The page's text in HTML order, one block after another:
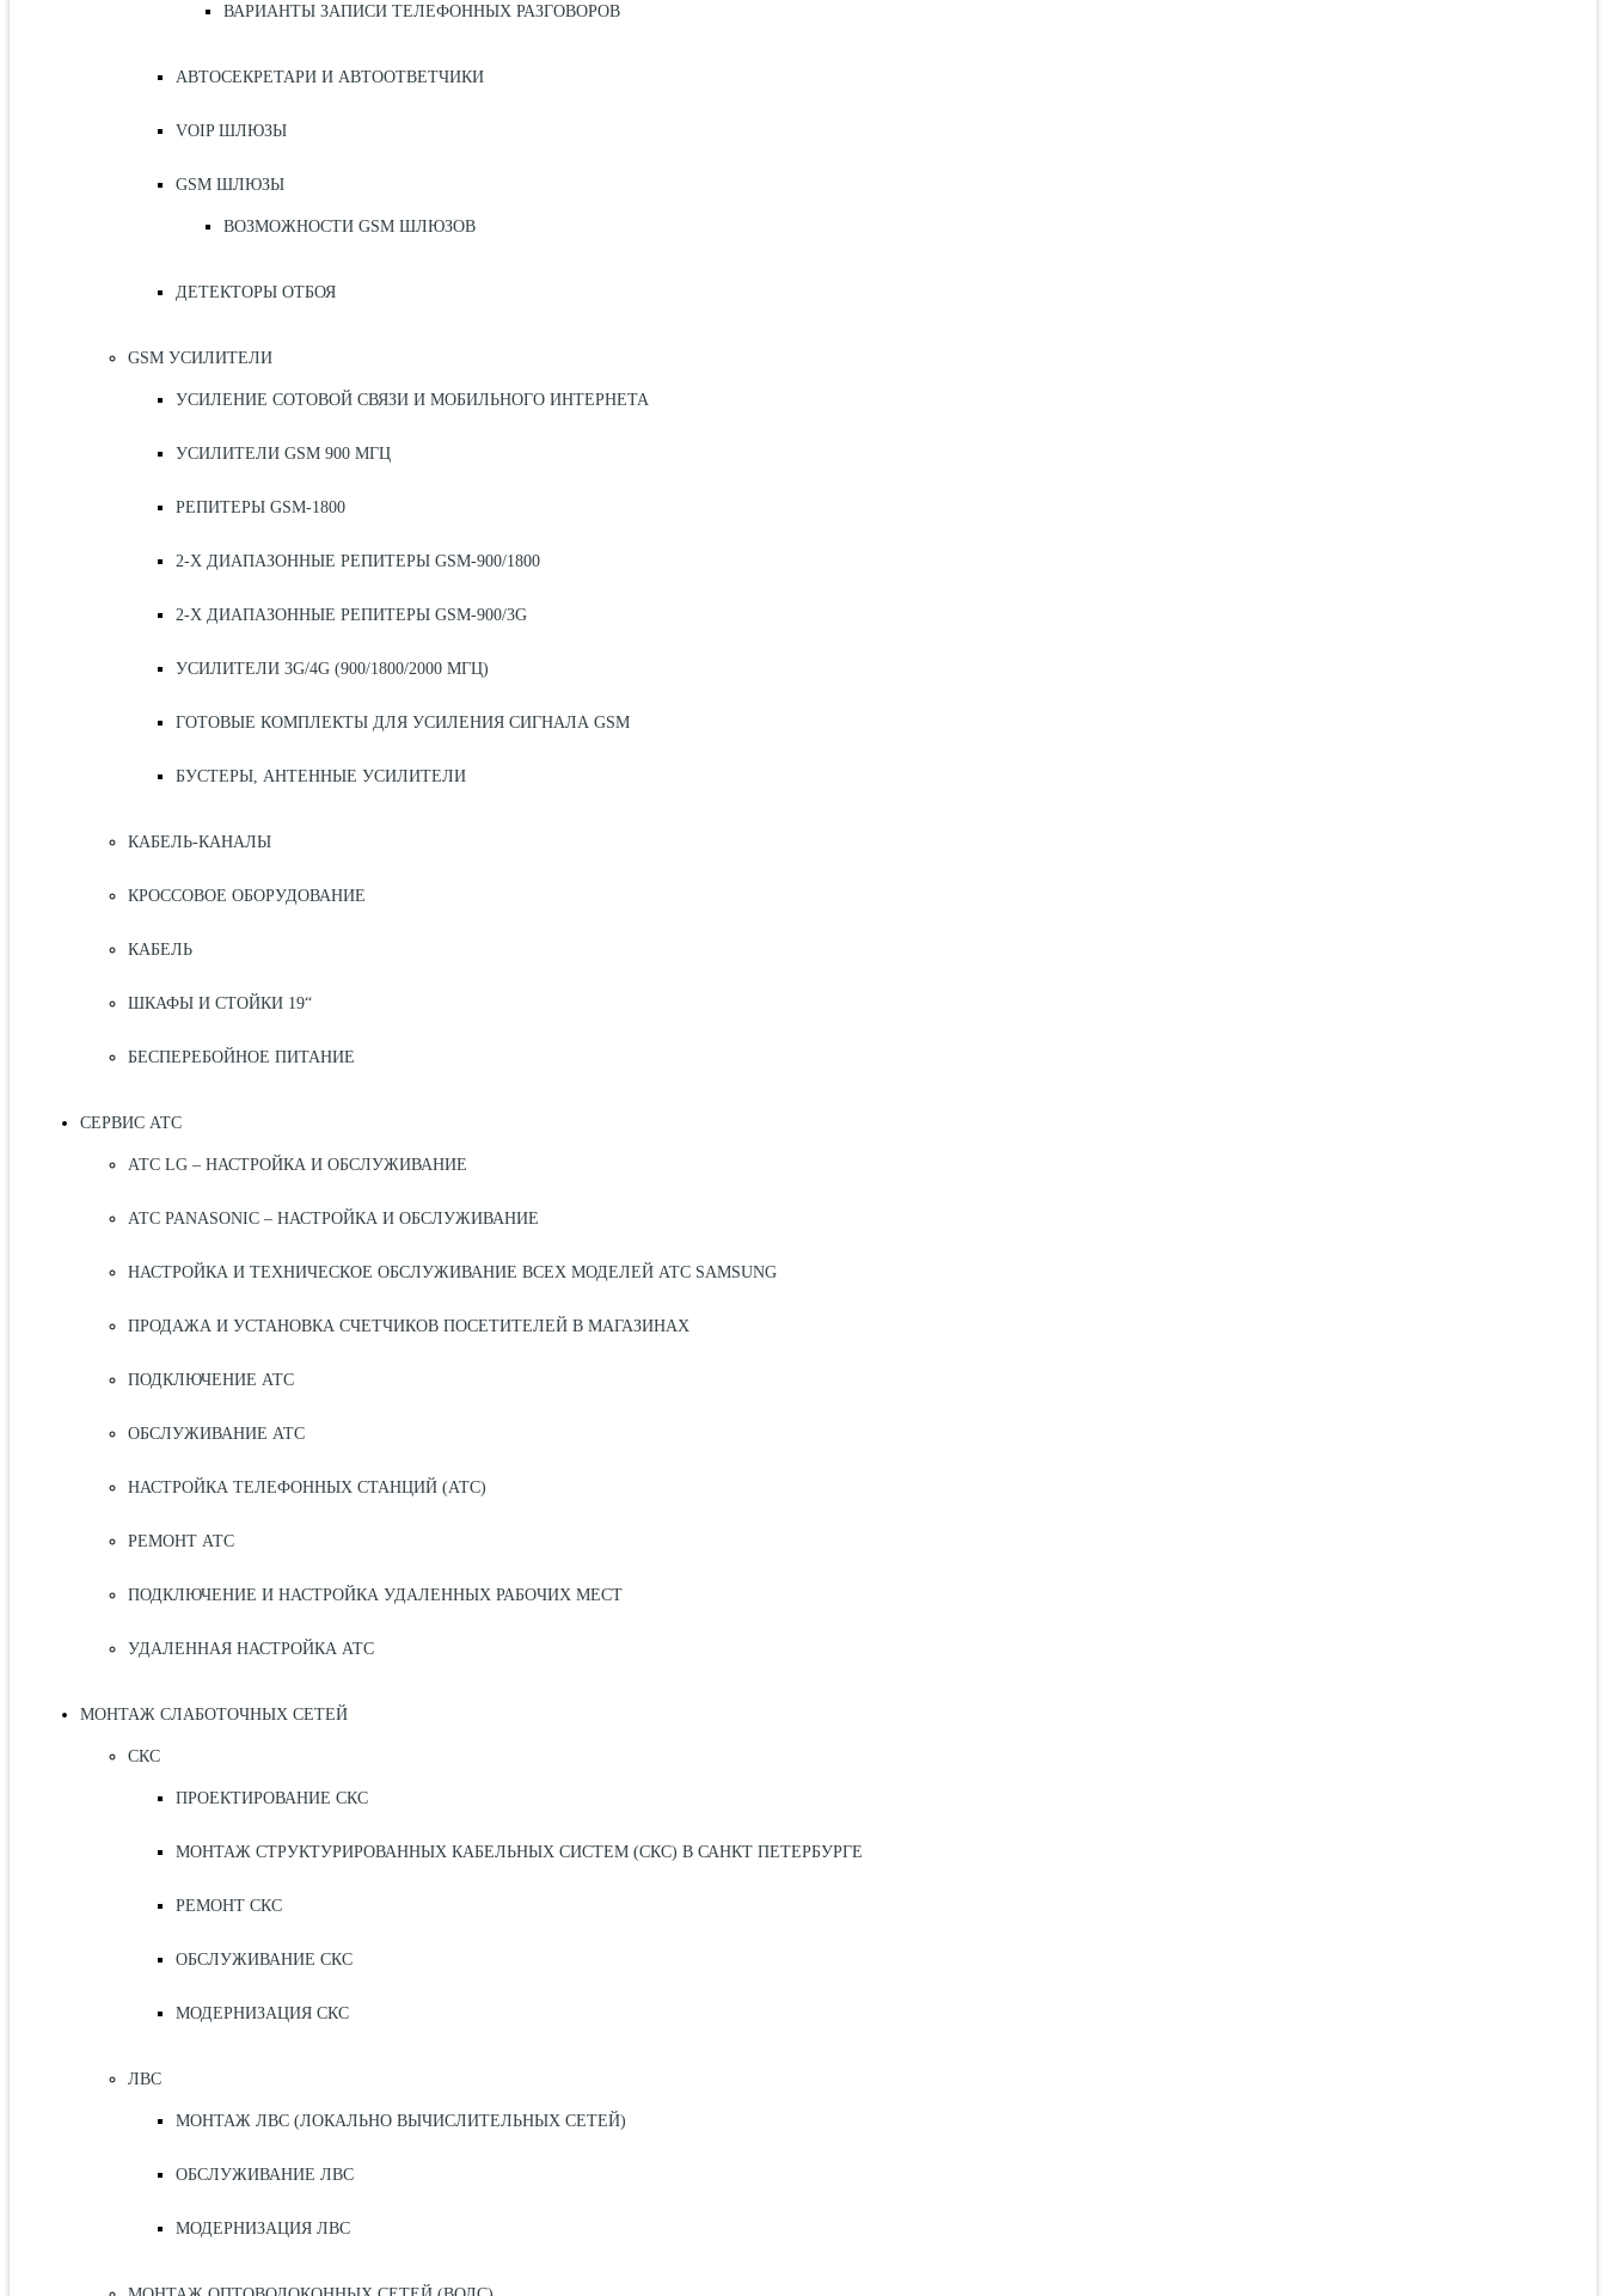
ВАРИАНТЫ ЗАПИСИ ТЕЛЕФОННЫХ РАЗГОВОРОВ
АВТОСЕКРЕТАРИ И АВТООТВЕТЧИКИ
VOIP ШЛЮЗЫ
GSM ШЛЮЗЫ
ВОЗМОЖНОСТИ GSM ШЛЮЗОВ
ДЕТЕКТОРЫ ОТБОЯ
GSM УСИЛИТЕЛИ
УСИЛЕНИЕ СОТОВОЙ СВЯЗИ И МОБИЛЬНОГО ИНТЕРНЕТА
УСИЛИТЕЛИ GSM 900 МГЦ
РЕПИТЕРЫ GSM-1800
2-Х ДИАПАЗОННЫЕ РЕПИТЕРЫ GSM-900/1800
2-Х ДИАПАЗОННЫЕ РЕПИТЕРЫ GSM-900/3G
УСИЛИТЕЛИ 3G/4G (900/1800/2000 МГЦ)
ГОТОВЫЕ КОМПЛЕКТЫ ДЛЯ УСИЛЕНИЯ СИГНАЛА GSM
БУСТЕРЫ, АНТЕННЫЕ УСИЛИТЕЛИ
КАБЕЛЬ-КАНАЛЫ
КРОССОВОЕ ОБОРУДОВАНИЕ
КАБЕЛЬ
ШКАФЫ И СТОЙКИ 19“
БЕСПЕРЕБОЙНОЕ ПИТАНИЕ
СЕРВИС АТС
АТС LG – НАСТРОЙКА И ОБСЛУЖИВАНИЕ
АТС PANASONIC – НАСТРОЙКА И ОБСЛУЖИВАНИЕ
НАСТРОЙКА И ТЕХНИЧЕСКОЕ ОБСЛУЖИВАНИЕ ВСЕХ МОДЕЛЕЙ АТС SAMSUNG
ПРОДАЖА И УСТАНОВКА СЧЕТЧИКОВ ПОСЕТИТЕЛЕЙ В МАГАЗИНАХ
ПОДКЛЮЧЕНИЕ АТС
ОБСЛУЖИВАНИЕ АТС
НАСТРОЙКА ТЕЛЕФОННЫХ СТАНЦИЙ (АТС)
РЕМОНТ АТС
ПОДКЛЮЧЕНИЕ И НАСТРОЙКА УДАЛЕННЫХ РАБОЧИХ МЕСТ
УДАЛЕННАЯ НАСТРОЙКА АТС
МОНТАЖ СЛАБОТОЧНЫХ СЕТЕЙ
СКС
ПРОЕКТИРОВАНИЕ СКС
МОНТАЖ СТРУКТУРИРОВАННЫХ КАБЕЛЬНЫХ СИСТЕМ (СКС) В САНКТ ПЕТЕРБУРГЕ
РЕМОНТ СКС
ОБСЛУЖИВАНИЕ СКС
МОДЕРНИЗАЦИЯ СКС
ЛВС
МОНТАЖ ЛВС (ЛОКАЛЬНО ВЫЧИСЛИТЕЛЬНЫХ СЕТЕЙ)
ОБСЛУЖИВАНИЕ ЛВС
МОДЕРНИЗАЦИЯ ЛВС